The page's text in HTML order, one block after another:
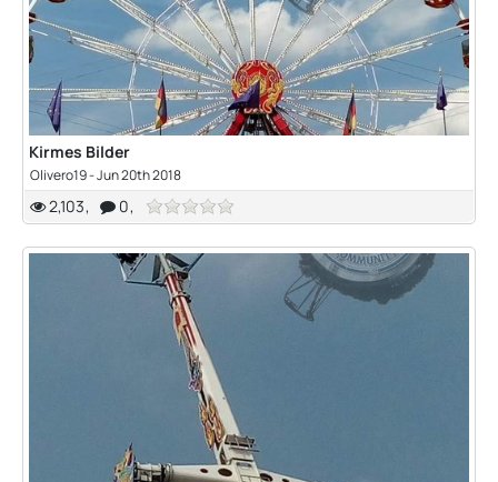
Kirmes Bilder
Olivero19 -Jun 20th 2018
2,103 0